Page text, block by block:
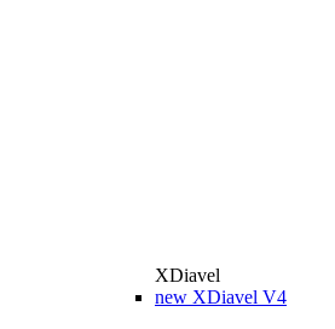
XDiavel
new XDiavel V4